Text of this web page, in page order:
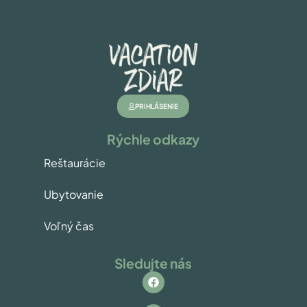
PRIHLÁSENIE
Rýchle odkazy
Reštaurácie
Ubytovanie
Voľný čas
Sledujte nás